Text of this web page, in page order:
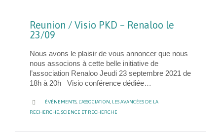
Reunion / Visio PKD – Renaloo le
23/09
Nous avons le plaisir de vous annoncer que nous
nous associons à cette belle initiative de
l’association Renaloo Jeudi 23 septembre 2021 de
18h à 20h Visio conférence dédiée…
 CATEGORY
ÉVÉNEMENTS L'ASSOCIATION LES AVANCÉES DE LA
RECHERCHE SCIENCE ET RECHERCHE